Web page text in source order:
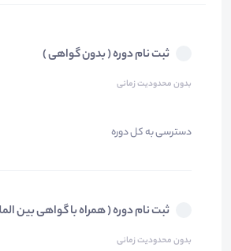
ثبت نام دوره ( بدون گواهی )
بدون محدودیت زمانی
دسترسی به کل دوره
ثبت نام دوره ( همراه با گواهی بین
بدون محدودیت زمانی